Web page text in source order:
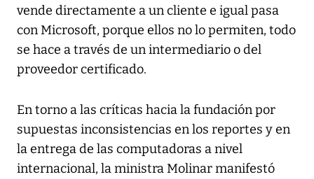
vende directamente a un cliente e igual pasa
con Microsoft, porque ellos no lo permiten, todo
se hace a través de un intermediario o del
proveedor certificado.
En torno a las críticas hacia la fundación por
supuestas inconsistencias en los reportes y en
la entrega de las computadoras a nivel
internacional, la ministra Molinar manifestó